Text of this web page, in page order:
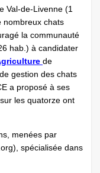
Val-de-Livenne (1
nombreux chats
la communauté
hab.) à candidater
de
gestion des chats
a proposé à ses
les quatorze ont
menées par
spécialisée dans